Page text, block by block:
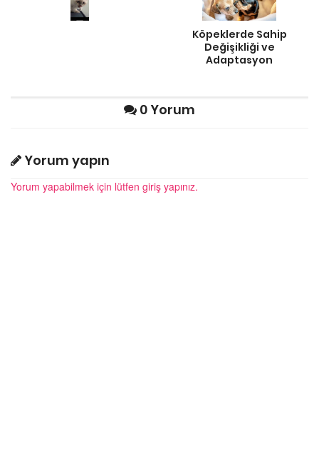
Köpeklerde Sahip
Değişikliği ve
Adaptasyon
0 Yorum
Yorum yapın
Yorum yapabilmek için lütfen giriş yapınız.